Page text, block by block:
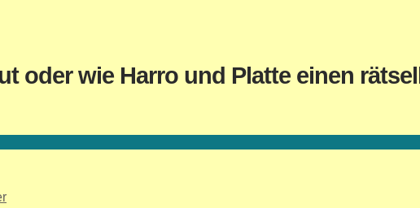
oder wie Harro und Platte einen